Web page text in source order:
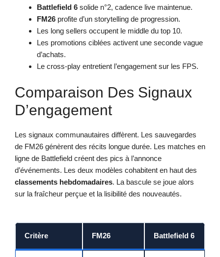
Battlefield 6 solide n°2, cadence live maintenue.
FM26 profite d’un storytelling de progression.
Les long sellers occupent le middle du top 10.
Les promotions ciblées activent une seconde vague
d’achats.
Le cross-play entretient l’engagement sur les FPS.
Comparaison Des Signaux
D’engagement
Les signaux communautaires diffèrent. Les sauvegardes
de FM26 génèrent des récits longue durée. Les matches en
ligne de Battlefield créent des pics à l’annonce
d’événements. Les deux modèles cohabitent en haut des
classements hebdomadaires. La bascule se joue alors
sur la fraîcheur perçue et la lisibilité des nouveautés.
Critère FM26 Battlefield 6